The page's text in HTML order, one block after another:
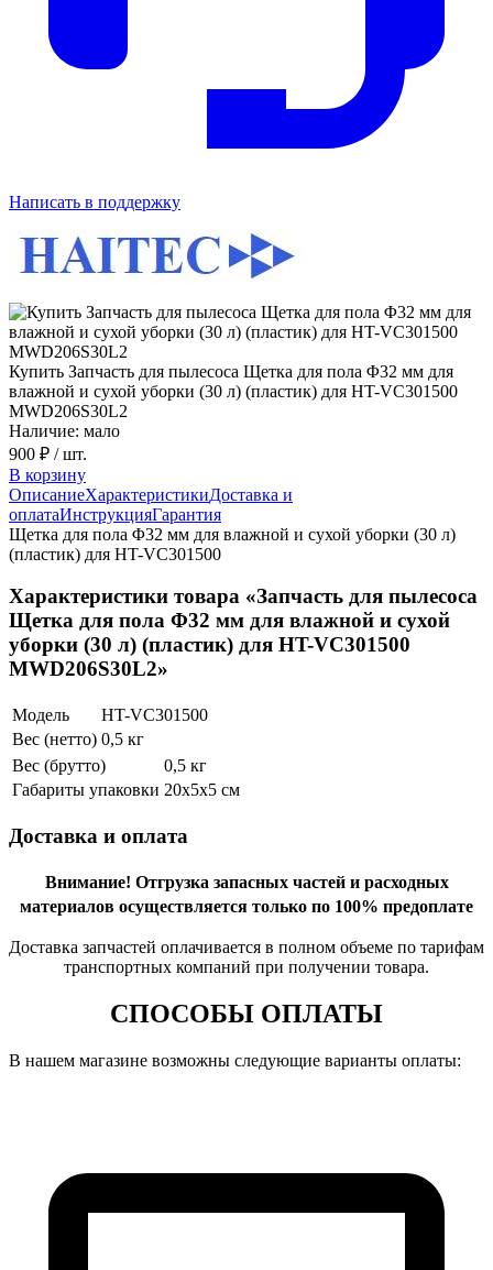
Написать в поддержку
Купить Запчасть для пылесоса Щетка для пола Φ32 мм для
влажной и сухой уборки (30 л) (пластик) для HT-VC301500
MWD206S30L2
Наличие: мало
900 ₽ / шт.
В корзину
ОписаниеХарактеристикиДоставка и
оплатаИнструкцияГарантия
Щетка для пола Φ32 мм для влажной и сухой уборки (30 л)
(пластик) для HT-VC301500
Характеристики товара «Запчасть для пылесоса
Щетка для пола Φ32 мм для влажной и сухой
уборки (30 л) (пластик) для HT-VC301500
MWD206S30L2»
Модель
HT-VC301500
Вес (нетто) 0,5 кг
Вес (брутто)
0,5 кг
Габариты упаковки 20х5х5 см
Доставка и оплата
Внимание! Отгрузка запасных частей и расходных
материалов осуществляется только по 100% предоплате
Доставка запчастей оплачивается в полном объеме по тарифам
транспортных компаний при получении товара.
СПОСОБЫ ОПЛАТЫ
В нашем магазине возможны следующие варианты оплаты: